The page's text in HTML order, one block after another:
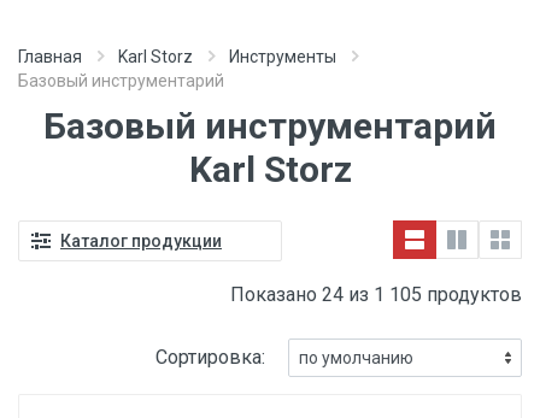
Главная Karl Storz
Инструменты
Базовый инструментарий
Базовый инструментарий
Karl Storz
Каталог продукции
Показано 24 из 1 105 продуктов
Сортировка: